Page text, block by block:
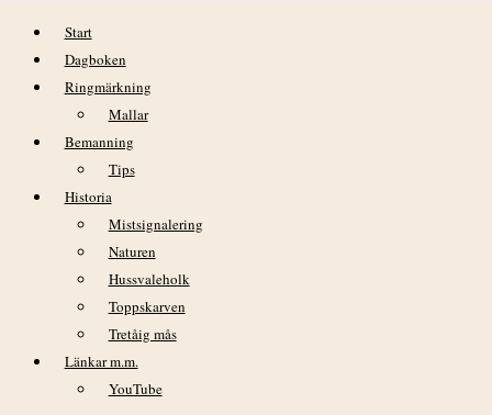
Hoppa till innehåll
Start
Dagboken
Ringmärkning
Mallar
Bemanning
Tips
Historia
Mistsignalering
Naturen
Hussvaleholk
Toppskarven
Tretåig mås
Länkar m.m.
YouTube
FREDAG 9:e NOVEMBER 2018
VÄDER
Svag vind omkring ost, under kvällen ökande sydostvind.
förmiddagen successivt lättande så att man för en gångs skull
kunde se in till land. Under kvällen kraftigt regn, senare
upphörande.